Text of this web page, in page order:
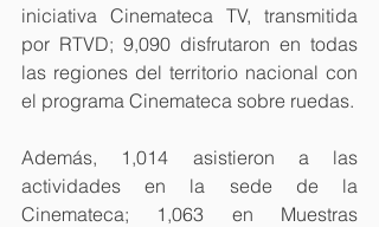
iniciativa Cinemateca TV, transmitida
por RTVD; 9,090 disfrutaron en todas
las regiones del territorio nacional con
el programa Cinemateca sobre ruedas.
Además, 1,014 asistieron a las
actividades en la sede de la
Cinemateca; 1,063 en Muestras